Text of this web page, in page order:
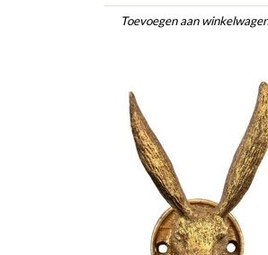
Toevoegen aan